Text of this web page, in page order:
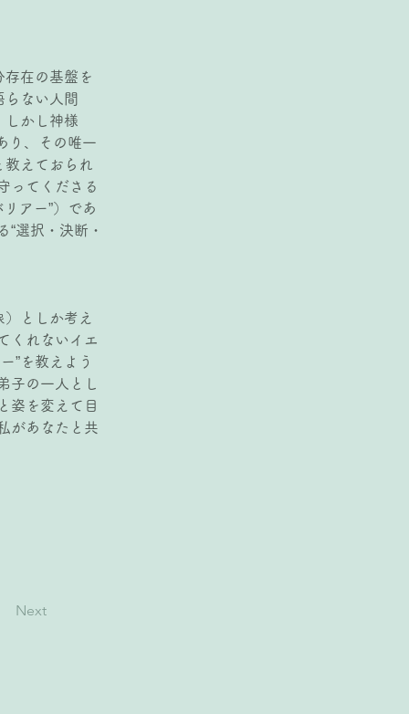
存在の基盤を
らない人間
しかし神様
り、その唯一
えておられ
ってくださる
アー”）であ
選択・決断・
としか考え
くれないイエ
”を教えよう
子の一人とし
姿を変えて目
があなたと共
Next